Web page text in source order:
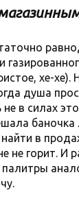
хе-хе).
душа
в силах
в
не горит. И